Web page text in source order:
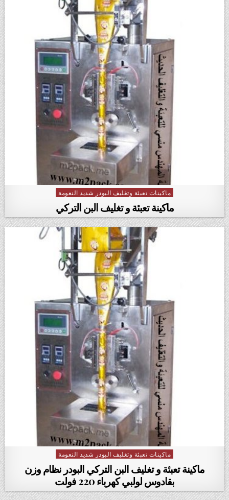
Posted in
ماكينات تعبئة وتغليف البودر شديد النعومة
ماكينة تعبئة و تغليف البن التركي
Posted in
ماكينات تعبئة وتغليف البودر شديد النعومة
ماكينة تعبئة و تغليف البن التركي البودر نظام وزن
بقادوس لولبي كهرباء 220 فولت